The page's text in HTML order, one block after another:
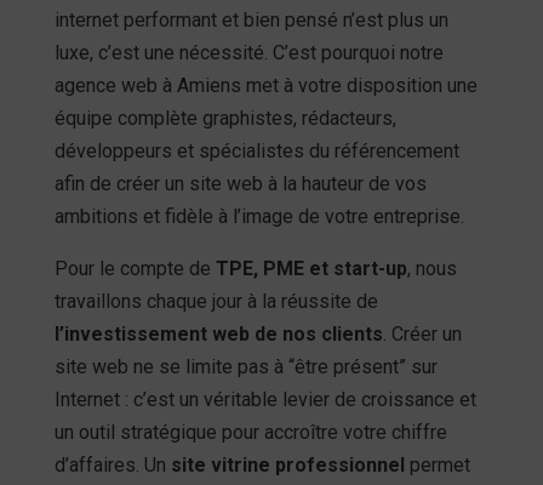
internet performant et bien pensé n’est plus un
luxe, c’est une nécessité. C’est pourquoi notre
agence web à Amiens met à votre disposition une
équipe complète graphistes, rédacteurs,
développeurs et spécialistes du référencement
afin de créer un site web à la hauteur de vos
ambitions et fidèle à l’image de votre entreprise.
Pour le compte de TPE, PME et start-up, nous
travaillons chaque jour à la réussite de
l’investissement web de nos clients. Créer un
site web ne se limite pas à “être présent” sur
Internet : c’est un véritable levier de croissance et
un outil stratégique pour accroître votre chiffre
d’affaires. Un site vitrine professionnel permet